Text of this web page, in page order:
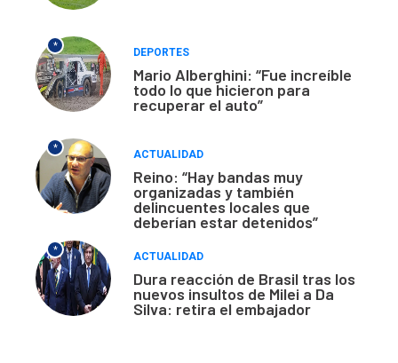
*
DEPORTES
Mario Alberghini: “Fue increíble
todo lo que hicieron para
recuperar el auto”
*
ACTUALIDAD
Reino: “Hay bandas muy
organizadas y también
delincuentes locales que
deberían estar detenidos”
*
ACTUALIDAD
Dura reacción de Brasil tras los
nuevos insultos de Milei a Da
Silva: retira el embajador